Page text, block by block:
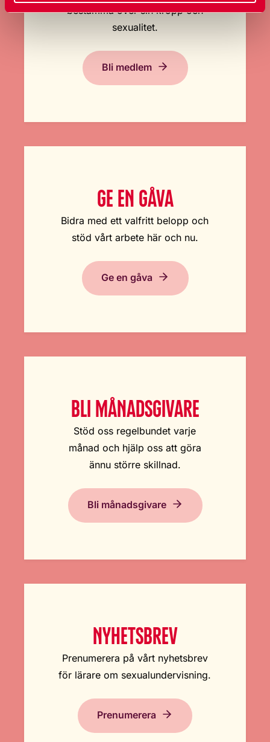
bestämma över sin kropp och
sexualitet.
Bli medlem
GE EN GÅVA
Bidra med ett valfritt belopp och
stöd vårt arbete här och nu.
Ge en gåva
BLI MÅNADSGIVARE
Stöd oss regelbundet varje
månad och hjälp oss att göra
ännu större skillnad.
Bli månadsgivare
NYHETSBREV
Prenumerera på vårt nyhetsbrev
för lärare om sexualundervisning.
Prenumerera